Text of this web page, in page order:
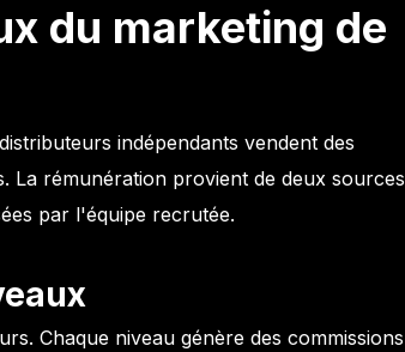
du marketing de
indépendants vendent des
La rémunération provient de deux sources
par l'équipe recrutée.
Chaque niveau génère des commissions